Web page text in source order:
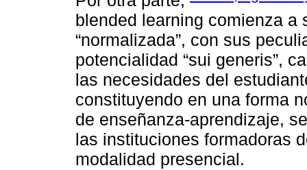
blended learning comienza a
“normalizada”, con sus
potencialidad “sui generis”,
las necesidades del
constituyendo en una forma
de enseñanza-aprendizaje,
las instituciones formadoras
modalidad presencial.